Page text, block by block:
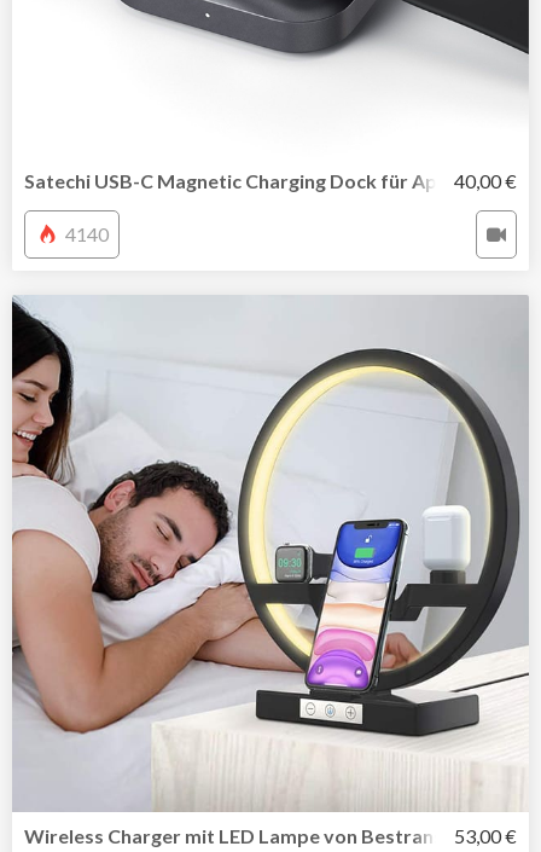
Satechi USB-C Magnetic Charging Dock für Apple Watch
40,00 €
4140
Wireless Charger mit LED Lampe von Bestrans 53,00 €